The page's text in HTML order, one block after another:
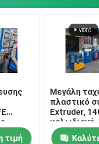
καλωδίων
χαλκού
τη μηχανή
χαλκού
τιμή
Μεγάλη
πλαστικό
Extruder,
καλωδιακή
κατασκευή